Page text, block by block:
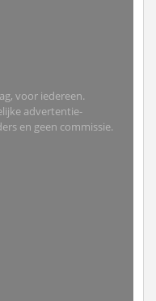
voor iedereen.
advertentie-
en geen commissie.